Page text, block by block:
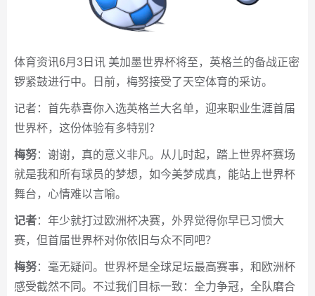
体育资讯6月3日讯 美加墨世界杯将至，英格兰的备战正密
锣紧鼓进行中。日前，梅努接受了天空体育的采访。
记者：首先恭喜你入选英格兰大名单，迎来职业生涯首届
世界杯，这份体验有多特别？
梅努：谢谢，真的意义非凡。从儿时起，踏上世界杯赛场
就是我和所有球员的梦想，如今美梦成真，能站上世界杯
舞台，心情难以言喻。
记者：年少就打过欧洲杯决赛，外界觉得你早已习惯大
赛，但首届世界杯对你依旧与众不同吧？
梅努：毫无疑问。世界杯是全球足坛最高赛事，和欧洲杯
感受截然不同。不过我们目标一致：全力争冠，全队磨合